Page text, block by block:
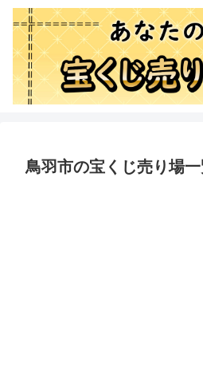
鳥羽市の宝くじ売り場